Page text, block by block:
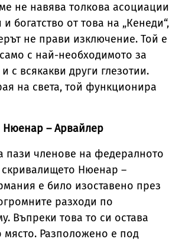
не навява толкова асоциации
богатство от това на „Кенеди“,
не прави изключение. Той е
с най-необходимото за
с всякакви други глезотии.
на света, той функционира
Нюенар – Арвайлер
пази членове на федералното
скривалището Нюенар –
е било изоставено през
разходи по
Въпреки това то си остава
място. Разположено е под